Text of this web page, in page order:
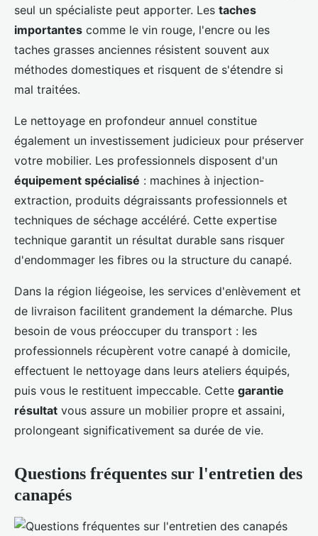
seul un spécialiste peut apporter. Les taches
importantes comme le vin rouge, l'encre ou les
taches grasses anciennes résistent souvent aux
méthodes domestiques et risquent de s'étendre si
mal traitées.
Le nettoyage en profondeur annuel constitue
également un investissement judicieux pour préserver
votre mobilier. Les professionnels disposent d'un
équipement spécialisé : machines à injection-
extraction, produits dégraissants professionnels et
techniques de séchage accéléré. Cette expertise
technique garantit un résultat durable sans risquer
d'endommager les fibres ou la structure du canapé.
Dans la région liégeoise, les services d'enlèvement et
de livraison facilitent grandement la démarche. Plus
besoin de vous préoccuper du transport : les
professionnels récupèrent votre canapé à domicile,
effectuent le nettoyage dans leurs ateliers équipés,
puis vous le restituent impeccable. Cette garantie
résultat vous assure un mobilier propre et assaini,
prolongeant significativement sa durée de vie.
Questions fréquentes sur l'entretien des
canapés